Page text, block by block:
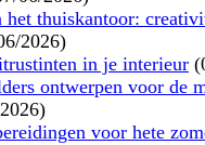
het thuiskantoor:
2026)
in je interieur
ontwerpen voor de
voor hete